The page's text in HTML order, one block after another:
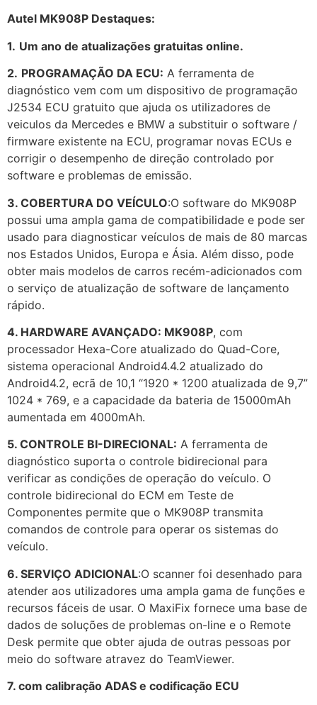
Autel MK908P Destaques:
1. Um ano de atualizações gratuitas online.
2. PROGRAMAÇÃO DA ECU: A ferramenta de
diagnóstico vem com um dispositivo de programação
J2534 ECU gratuito que ajuda os utilizadores de
veiculos da Mercedes e BMW a substituir o software /
firmware existente na ECU, programar novas ECUs e
corrigir o desempenho de direção controlado por
software e problemas de emissão.
3. COBERTURA DO VEÍCULO:O software do MK908P
possui uma ampla gama de compatibilidade e pode ser
usado para diagnosticar veículos de mais de 80 marcas
nos Estados Unidos, Europa e Ásia. Além disso, pode
obter mais modelos de carros recém-adicionados com
o serviço de atualização de software de lançamento
rápido.
4. HARDWARE AVANÇADO: MK908P, com
processador Hexa-Core atualizado do Quad-Core,
sistema operacional Android4.4.2 atualizado do
Android4.2, ecrã de 10,1 “1920 * 1200 atualizada de 9,7”
1024 * 769, e a capacidade da bateria de 15000mAh
aumentada em 4000mAh.
5. CONTROLE BI-DIRECIONAL: A ferramenta de
diagnóstico suporta o controle bidirecional para
verificar as condições de operação do veículo. O
controle bidirecional do ECM em Teste de
Componentes permite que o MK908P transmita
comandos de controle para operar os sistemas do
veículo.
6. SERVIÇO ADICIONAL:O scanner foi desenhado para
atender aos utilizadores uma ampla gama de funções e
recursos fáceis de usar. O MaxiFix fornece uma base de
dados de soluções de problemas on-line e o Remote
Desk permite que obter ajuda de outras pessoas por
meio do software atravez do TeamViewer.
7. com calibração ADAS e codificação ECU